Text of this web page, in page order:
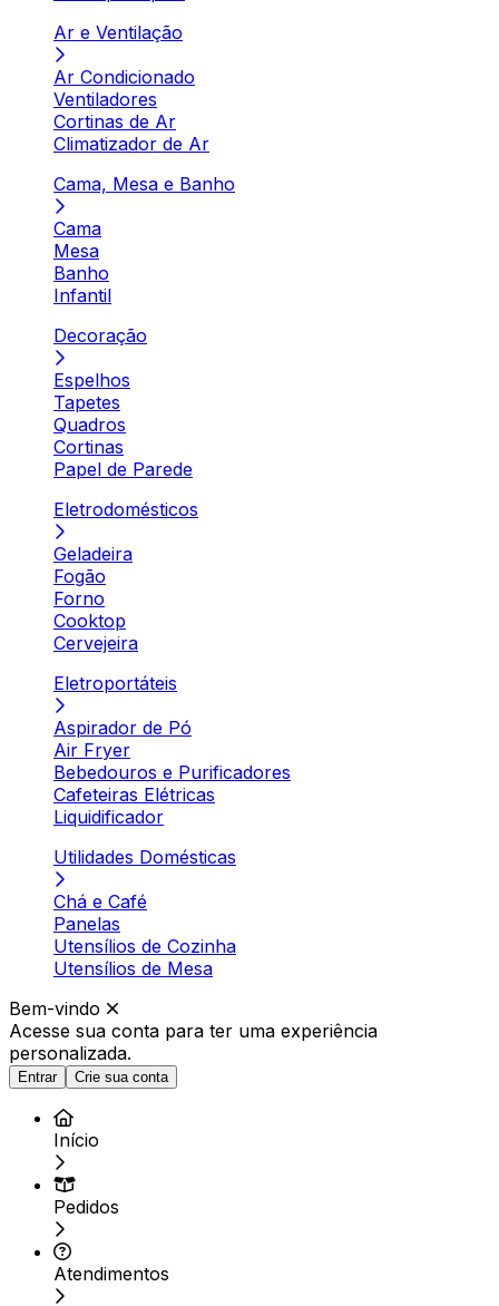
Ar e Ventilação
Ar Condicionado
Ventiladores
Cortinas de Ar
Climatizador de Ar
Cama, Mesa e Banho
Cama
Mesa
Banho
Infantil
Decoração
Espelhos
Tapetes
Quadros
Cortinas
Papel de Parede
Eletrodomésticos
Geladeira
Fogão
Forno
Cooktop
Cervejeira
Eletroportáteis
Aspirador de Pó
Air Fryer
Bebedouros e Purificadores
Cafeteiras Elétricas
Liquidificador
Utilidades Domésticas
Chá e Café
Panelas
Utensílios de Cozinha
Utensílios de Mesa
Bem-vindo
Acesse sua conta para ter uma experiência
personalizada.
Entrar Crie sua conta
Início
Pedidos
Atendimentos